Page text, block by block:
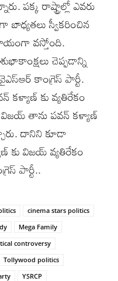
పక్క రాష్ట్రాల్లో ఎవరు
బాధ్యతలు స్వీకరించిన
వస్తోంది.
చెప్పడాన్ని
కాంగ్రెస్ పార్టీ.
కళ్యాణ్ కు వ్యతిరేకం
తాను పవన్ కళ్యాణ్
దానిని కూడా
కు విజయ్ వ్యతిరేకం
పార్టీ..
cinema stars politics
Mega Family
controversy
Tollywood politics
YSRCP